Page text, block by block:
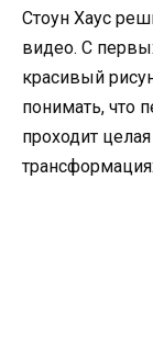
Стоун Хаус
видео. С
красивый
понимать, что
проходит